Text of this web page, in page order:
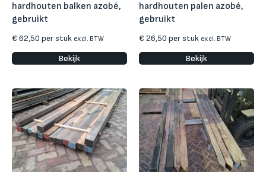
hardhouten balken azobé,
gebruikt
€ 62,50 per stuk excl. BTW
Bekijk
hardhouten palen azobé,
gebruikt
€ 26,50 per stuk excl. BTW
Bekijk